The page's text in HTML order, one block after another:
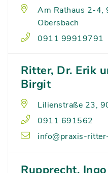
Am Rathaus 2-4,
Obersbach
0911 99919791
Ritter, Dr. Erik
Birgit
Lilienstraße 23,
0911 691562
info@praxis-
Rupprecht,